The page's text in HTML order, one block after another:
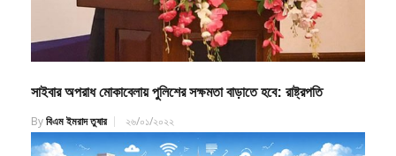
সাইবার অপরাধ মোকাবেলায় পুলিশের সক্ষমতা বাড়াতে হবে: রাষ্ট্রপতি
Byবিএম ইমরাদ তুষার ২৬/০১/২০২২